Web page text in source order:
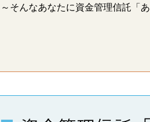
～そんなあなたに資金管理信託「あ